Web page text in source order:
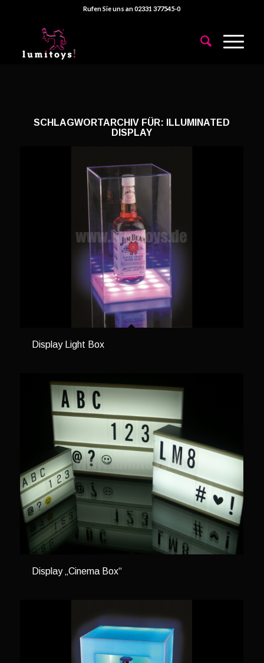
Rufen Sie uns an 02331 377545-0
SCHLAGWORTARCHIV FÜR:
ILLUMINATED
DISPLAY
Display Light Box
Display „Cinema Box“